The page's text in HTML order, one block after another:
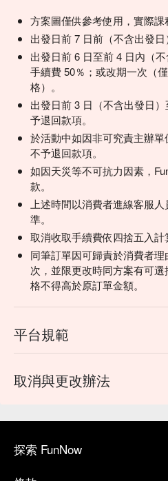
方案圖僅供參考使用，實際課
出發日前 7 日前（不含出發日
出發日前 6 日至前 4 日內（
手續費 50％；或改期一次（
格）。
出發日前 3 日（不含出發日
予退回款項。
於活動中如因非可究責主辦
不予退回款項。
如因天災等不可抗力因素，
款。
上述時間以消費者進線客服
準。
取消收取手續費依四捨五入計
同筆訂單因可歸責於消費者
次，並限更改時同方案有可
格不得高於原訂單金額。
平台規範
取消與更改辦法
探索 FunNow